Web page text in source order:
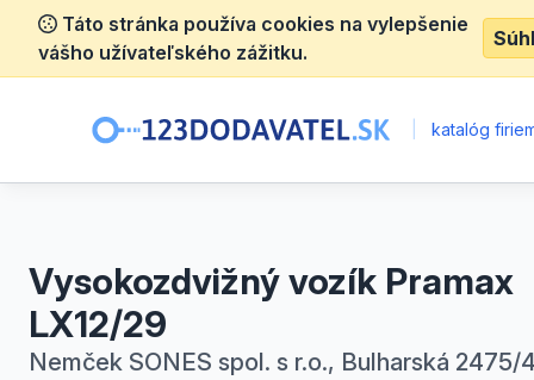
Táto stránka používa cookies na vylepšenie
vášho užívateľského zážitku.
katalóg
Vysokozdvižný vozík Pramax
LX12/29
Nemček SONES spol. s r.o., Bulharská 2475/